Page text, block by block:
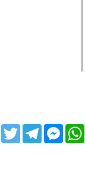
TelegramFacebook
Messenger
WhatsApp